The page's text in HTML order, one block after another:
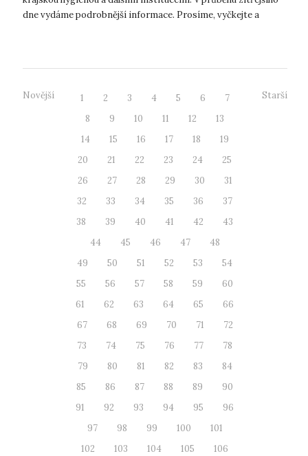
dne vydáme podrobnější informace. Prosíme, vyčkejte a
Novější 1 2 3 4 5 6
7
8
9 10 11 12
13
14
15 16 17 18
19
20
21 22 23 24
25
26
27 28 29 30
31
32
33 34 35 36
37
38
39 40 41 42
43
44
45 46 47
48
49
50 51 52 53
54
55
56 57 58 59
60
61
62 63 64 65
66
67
68 69 70 71
72
73
74 75 76 77
78
79
80 81 82 83
84
85
86 87 88 89
90
91
92 93 94 95
96
97
98 99 100
101
102
103 104 105
106
Starší